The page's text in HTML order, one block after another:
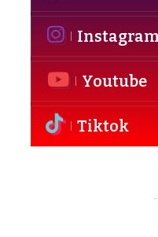
Instagram
Youtube
Tiktok
-